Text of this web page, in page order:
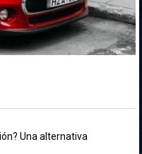
Una alternativa